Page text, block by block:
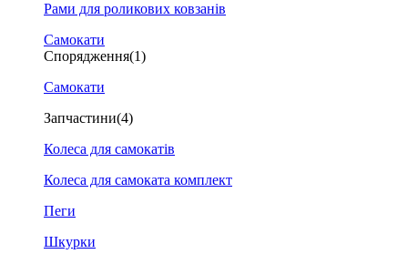
Рами для роликових ковзанів
Самокати
Спорядження(1)
Самокати
Запчастини(4)
Колеса для самокатів
Колеса для самоката комплект
Пеги
Шкурки